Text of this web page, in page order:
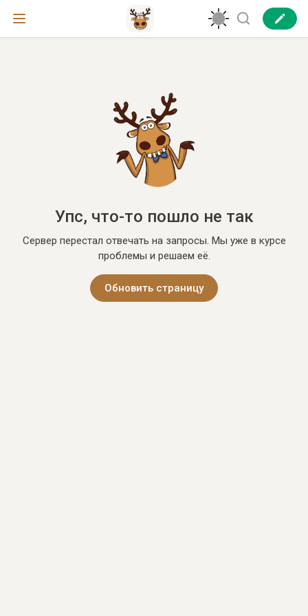
Упс, что-то пошло не так
Сервер перестал отвечать на запросы. Мы уже в курсе
проблемы и решаем её.
Обновить страницу